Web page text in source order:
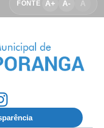
FONTE A+ A- A